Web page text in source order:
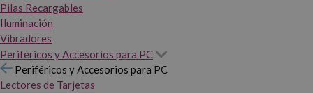
Pilas Recargables
Iluminación
Vibradores
Periféricos y Accesorios para PC
Periféricos y Accesorios para PC
Lectores de Tarjetas